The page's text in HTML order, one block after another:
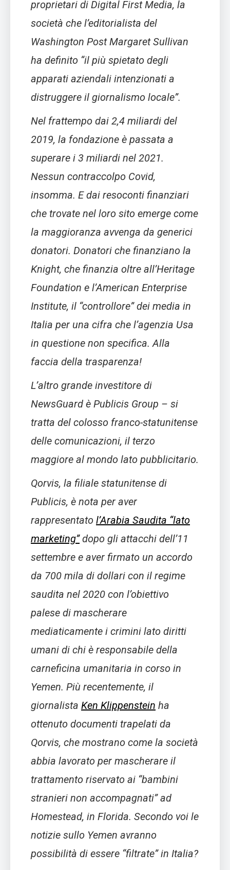
proprietari di Digital First Media, la
società che l’editorialista del
Washington Post Margaret Sullivan
ha definito “il più spietato degli
apparati aziendali intenzionati a
distruggere il giornalismo locale”.
Nel frattempo dai 2,4 miliardi del
2019, la fondazione è passata a
superare i 3 miliardi nel 2021.
Nessun contraccolpo Covid,
insomma. E dai resoconti finanziari
che trovate nel loro sito emerge come
la maggioranza avvenga da generici
donatori. Donatori che finanziano la
Knight, che finanzia oltre all’Heritage
Foundation e l’American Enterprise
Institute, il “controllore” dei media in
Italia per una cifra che l’agenzia Usa
in questione non specifica. Alla
faccia della trasparenza!
L’altro grande investitore di
NewsGuard è Publicis Group – si
tratta del colosso franco-statunitense
delle comunicazioni, il terzo
maggiore al mondo lato pubblicitario.
Qorvis, la filiale statunitense di
Publicis, è nota per aver
rappresentato l’Arabia Saudita “lato
marketing”dopo gli attacchi dell’11
settembre e aver firmato un accordo
da 700 mila di dollari con il regime
saudita nel 2020 con l’obiettivo
palese di mascherare
mediaticamente i crimini lato diritti
umani di chi è responsabile della
carneficina umanitaria in corso in
Yemen. Più recentemente, il
giornalista Ken Klippenstein ha
ottenuto documenti trapelati da
Qorvis, che mostrano come la società
abbia lavorato per mascherare il
trattamento riservato ai “bambini
stranieri non accompagnati” ad
Homestead, in Florida. Secondo voi le
notizie sullo Yemen avranno
possibilità di essere “filtrate” in Italia?